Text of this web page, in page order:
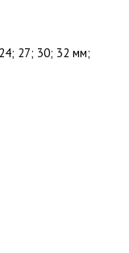
27; 30; 32 мм;